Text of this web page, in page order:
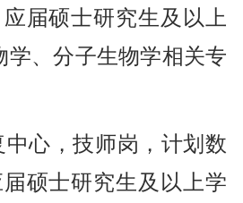
届硕士研究生及以上
学、分子生物学相关专
心，技师岗，计划数
硕士研究生及以上学